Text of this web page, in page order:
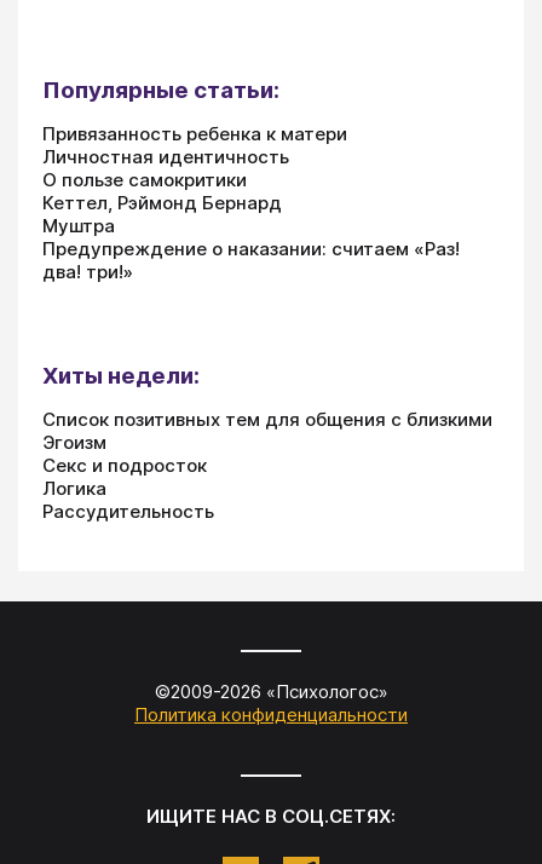
Популярные статьи:
Привязанность ребенка к матери
Личностная идентичность
О пользе самокритики
Кеттел, Рэймонд Бернард
Муштра
Предупреждение о наказании: считаем «Раз!
два! три!»
Хиты недели:
Список позитивных тем для общения с близкими
Эгоизм
Секс и подросток
Логика
Рассудительность
©2009-2026 «Психологос»
Политика конфиденциальности
ИЩИТЕ НАС В СОЦ.СЕТЯХ: